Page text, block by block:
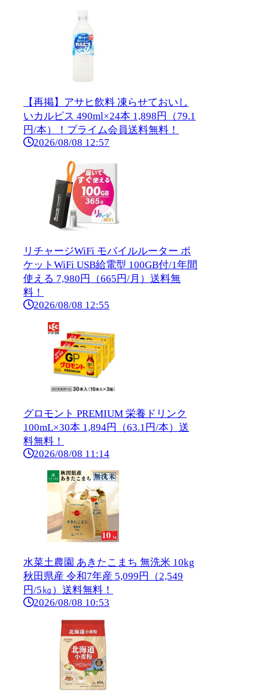
【再掲】アサヒ飲料 凍らせておいし
いカルピス 490ml×24本 1,898円（79.1
円/本）！プライム会員送料無料！
2026/08/08 12:57
リチャージWiFi モバイルルーター ポ
ケットWiFi USB給電型 100GB付/1年間
使える 7,980円（665円/月）送料無
料！
2026/08/08 12:55
グロモント PREMIUM 栄養ドリンク
100mL×30本 1,894円（63.1円/本）送
料無料！
2026/08/08 11:14
水菜土農園 あきたこまち 無洗米 10kg
秋田県産 令和7年産 5,099円（2,549
円/5㎏）送料無料！
2026/08/08 10:53